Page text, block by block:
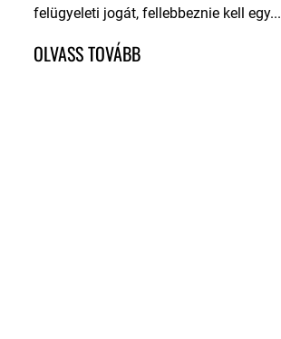
felügyeleti jogát, fellebbeznie kell egy...